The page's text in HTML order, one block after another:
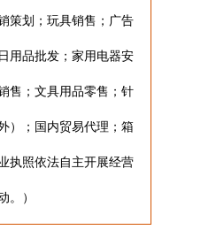
策划；玩具销售；广告
用品批发；家用电器安
售；文具用品零售；针
）；国内贸易代理；箱
执照依法自主开展经营
。）